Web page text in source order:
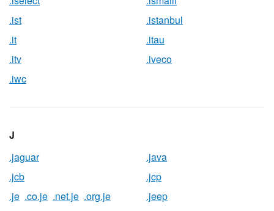
.ist
.istanbul
.it
.itau
.itv
.iveco
.iwc
J
.jaguar
.java
.jcb
.jcp
.je .co.je .net.je .org.je
.jeep